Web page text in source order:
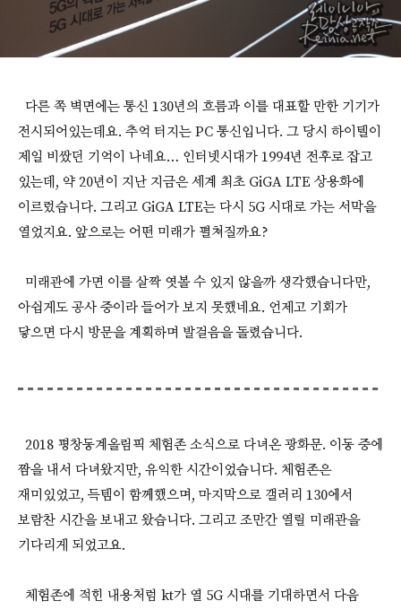
다른 쪽 벽면에는 통신 130년의 흐름과 이를 대표할 만한 기기가
전시되어있는데요. 추억 터지는 PC 통신입니다. 그 당시 하이텔이
제일 비쌌던 기억이 나네요… 인터넷시대가 1994년 전후로 잡고
있는데, 약 20년이 지난 지금은 세계 최초 GiGA LTE 상용화에
이르렀습니다. 그리고 GiGA LTE는 다시 5G 시대로 가는 서막을
열었지요. 앞으로는 어떤 미래가 펼쳐질까요?
미래관에 가면 이를 살짝 엿볼 수 있지 않을까 생각했습니다만,
아쉽게도 공사 중이라 들어가 보지 못했네요. 언제고 기회가
닿으면 다시 방문을 계획하며 발걸음을 돌렸습니다.
2018 평창동계올림픽 체험존 소식으로 다녀온 광화문. 이동 중에
짬을 내서 다녀왔지만, 유익한 시간이었습니다. 체험존은
재미있었고, 득템이 함께했으며, 마지막으로 갤러리 130에서
보람찬 시간을 보내고 왔습니다. 그리고 조만간 열릴 미래관을
기다리게 되었고요.
체험존에 적힌 내용처럼 kt가 열 5G 시대를 기대하면서 다음